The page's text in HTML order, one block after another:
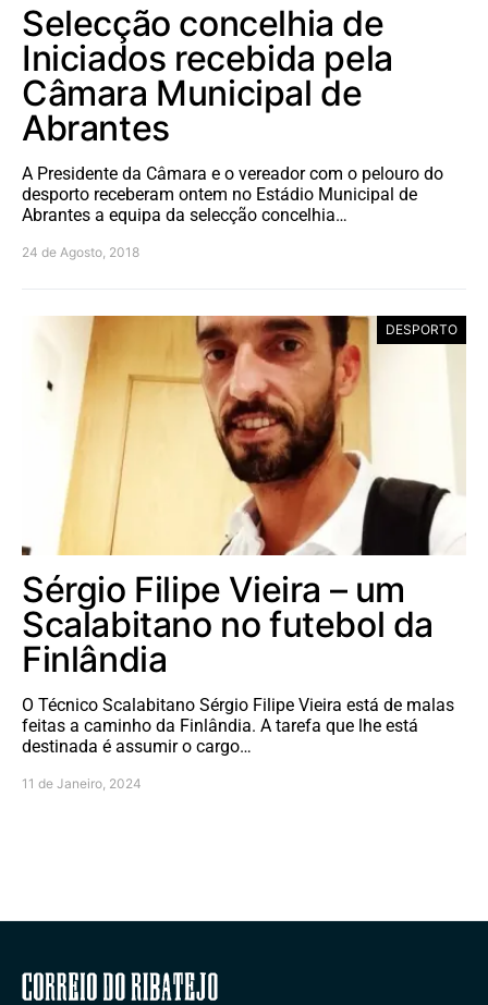
Selecção concelhia de
Iniciados recebida pela
Câmara Municipal de
Abrantes
A Presidente da Câmara e o vereador com o pelouro do
desporto receberam ontem no Estádio Municipal de
Abrantes a equipa da selecção concelhia…
24 de Agosto, 2018
DESPORTO
Sérgio Filipe Vieira – um
Scalabitano no futebol da
Finlândia
O Técnico Scalabitano Sérgio Filipe Vieira está de malas
feitas a caminho da Finlândia. A tarefa que lhe está
destinada é assumir o cargo…
11 de Janeiro, 2024
Correio do Ribatejo